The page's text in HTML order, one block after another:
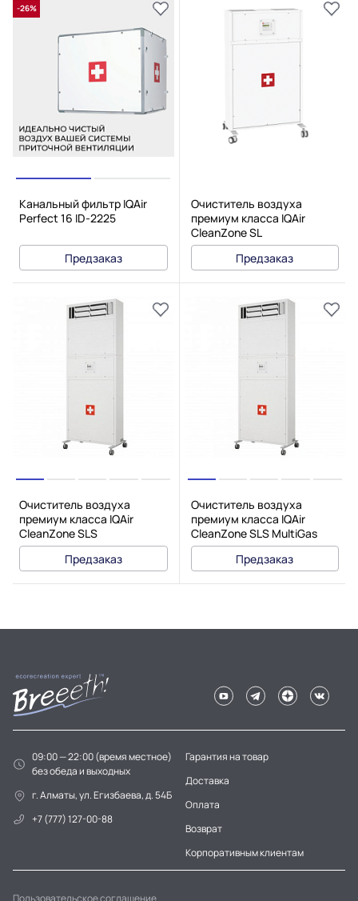
-26%
Канальный фильтр IQAir
Perfect 16 ID-2225
Предзаказ
Очиститель воздуха
премиум класса IQAir
CleanZone SL
Предзаказ
Очиститель воздуха
премиум класса IQAir
CleanZone SLS
Предзаказ
Очиститель воздуха
премиум класса IQAir
CleanZone SLS MultiGas
Предзаказ
09:00 — 22:00 (время местное)
без обеда и выходных
г. Алматы, ул. Егизбаева, д. 54Б
+7 (777) 127-00-88
Гарантия на товар
Доставка
Оплата
Возврат
Корпоративным клиентам
Пользовательское соглашение